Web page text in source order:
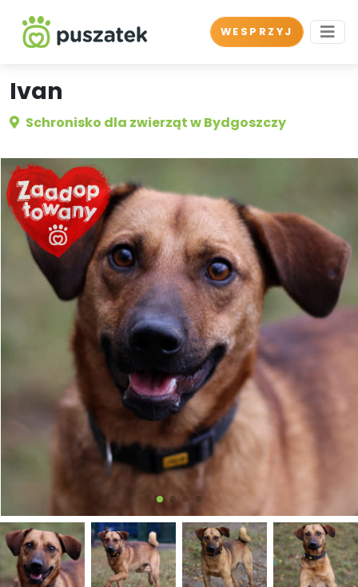
WESPRZYJ
Ivan
Schronisko dla zwierząt w Bydgoszczy